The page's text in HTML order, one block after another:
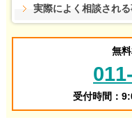
実際によく相談され
無
受付時間：